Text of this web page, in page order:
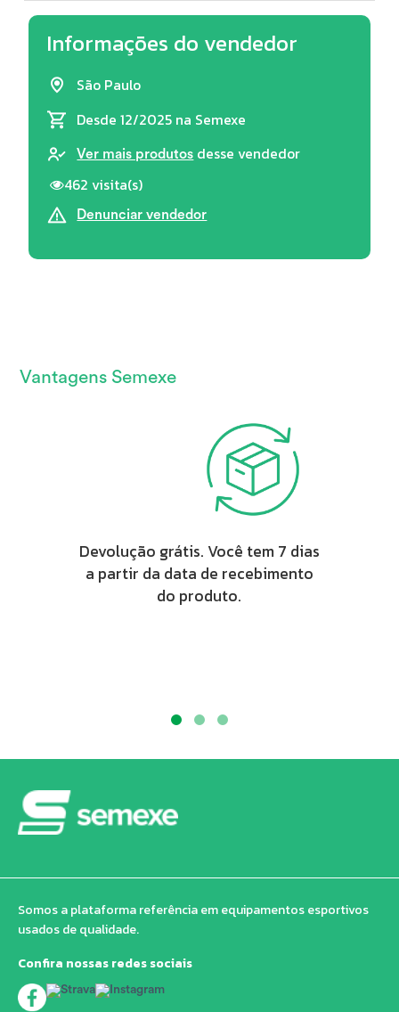
Informações do vendedor
São Paulo
Desde 12/2025 na Semexe
Ver mais produtos desse vendedor
462 visita(s)
Denunciar vendedor
Vantagens Semexe
Devolução grátis. Você tem 7 dias
a partir da data de recebimento
do produto.
Somos a plataforma referência em equipamentos esportivos
usados de qualidade.
Confira nossas redes sociais